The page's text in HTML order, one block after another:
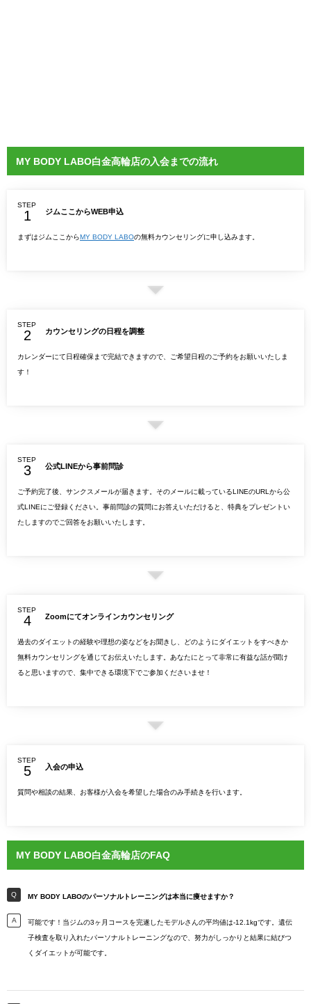
MY BODY LABO白金高輪店の入会までの流れ
STEP
ジムここからWEB申込
まずはジムここからMY BODY LABOの無料カウンセリングに申し込みます。
STEP
カウンセリングの日程を調整
カレンダーにて日程確保まで完結できますので、ご希望日程のご予約をお願いいたしま
す！
STEP
公式LINEから事前問診
ご予約完了後、サンクスメールが届きます。そのメールに載っているLINEのURLから公
式LINEにご登録ください。事前問診の質問にお答えいただけると、特典をプレゼントい
たしますのでご回答をお願いいたします。
STEP
Zoomにてオンラインカウンセリング
過去のダイエットの経験や理想の姿などをお聞きし、どのようにダイエットをすべきか
無料カウンセリングを通じてお伝えいたします。あなたにとって非常に有益な話が聞け
ると思いますので、集中できる環境下でご参加くださいませ！
STEP
入会の申込
質問や相談の結果、お客様が入会を希望した場合のみ手続きを行います。
MY BODY LABO白金高輪店のFAQ
MY BODY LABOのパーソナルトレーニングは本当に痩せますか？
可能です！当ジムの3ヶ月コースを完遂したモデルさんの平均値は-12.1kgです。遺伝
子検査を取り入れたパーソナルトレーニングなので、努力がしっかりと結果に結びつ
くダイエットが可能です。